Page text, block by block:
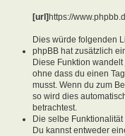
[url]https://
Dies würde folgenden
phpBB hat zusätzlich
Diese Funktion
ohne dass du einen
musst. Wenn du zum
so wird dies
betrachtest.
Die selbe
Du kannst entweder